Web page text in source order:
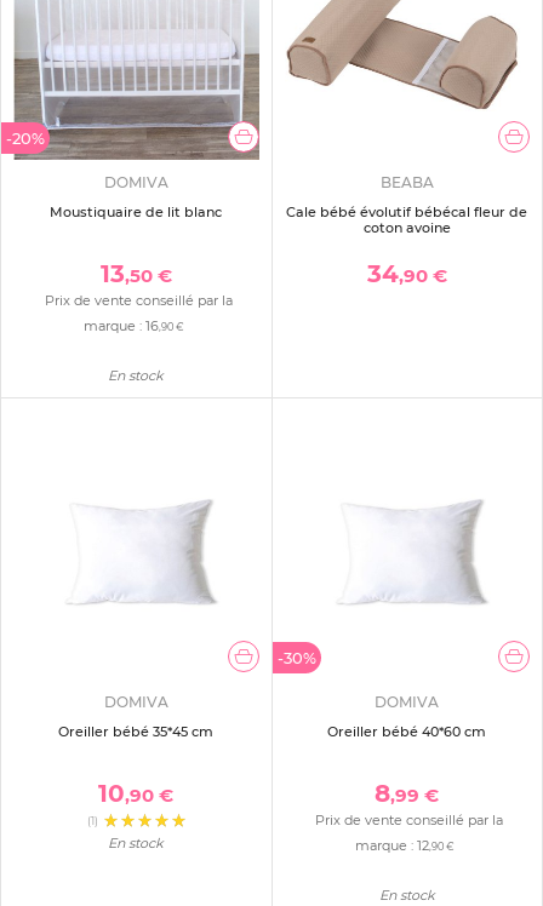
-20%
DOMIVA
Moustiquaire de lit blanc
13,50 €
Prix de vente conseillé par la
marque : 16,90 €
En stock
BEABA
Cale bébé évolutif bébécal fleur de
coton avoine
34,90 €
DOMIVA
Oreiller bébé 35*45 cm
10,90 €
(1)
En stock
-30%
DOMIVA
Oreiller bébé 40*60 cm
8,99 €
Prix de vente conseillé par la
marque : 12,90 €
En stock